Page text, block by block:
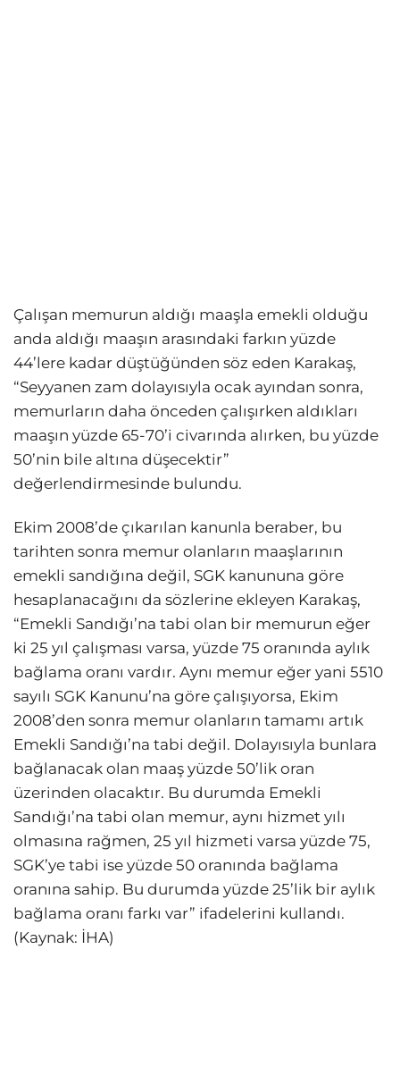
Çalışan memurun aldığı maaşla emekli olduğu
anda aldığı maaşın arasındaki farkın yüzde
44’lere kadar düştüğünden söz eden Karakaş,
“Seyyanen zam dolayısıyla ocak ayından sonra,
memurların daha önceden çalışırken aldıkları
maaşın yüzde 65-70’i civarında alırken, bu yüzde
50’nin bile altına düşecektir”
değerlendirmesinde bulundu.
Ekim 2008’de çıkarılan kanunla beraber, bu
tarihten sonra memur olanların maaşlarının
emekli sandığına değil, SGK kanununa göre
hesaplanacağını da sözlerine ekleyen Karakaş,
“Emekli Sandığı’na tabi olan bir memurun eğer
ki 25 yıl çalışması varsa, yüzde 75 oranında aylık
bağlama oranı vardır. Aynı memur eğer yani 5510
sayılı SGK Kanunu’na göre çalışıyorsa, Ekim
2008’den sonra memur olanların tamamı artık
Emekli Sandığı’na tabi değil. Dolayısıyla bunlara
bağlanacak olan maaş yüzde 50’lik oran
üzerinden olacaktır. Bu durumda Emekli
Sandığı’na tabi olan memur, aynı hizmet yılı
olmasına rağmen, 25 yıl hizmeti varsa yüzde 75,
SGK’ye tabi ise yüzde 50 oranında bağlama
oranına sahip. Bu durumda yüzde 25’lik bir aylık
bağlama oranı farkı var” ifadelerini kullandı.
(Kaynak: İHA)